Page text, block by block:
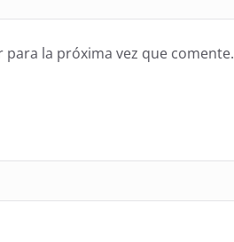
la próxima vez que comente.